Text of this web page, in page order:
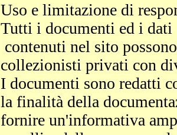
Uso e limitazione di
Tutti i documenti ed i
contenuti nel sito
collezionisti privati con
I documenti sono redatti
la finalità della
fornire un'informativa